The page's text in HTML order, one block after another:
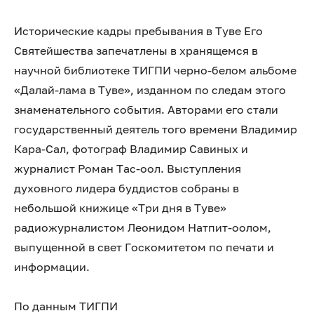
Исторические кадры пребывания в Туве Его
Святейшества запечатлены в хранящемся в
научной библиотеке ТИГПИ черно-белом альбоме
«Далай-лама в Туве», изданном по следам этого
знаменательного события. Авторами его стали
государственный деятель того времени Владимир
Кара-Сал, фотограф Владимир Савиных и
журналист Роман Тас-оол. Выступления
духовного лидера буддистов собраны в
небольшой книжице «Три дня в Туве»
радиожурналистом Леонидом Натпит-оолом,
выпущенной в свет Госкомитетом по печати и
информации.
По данным ТИГПИ